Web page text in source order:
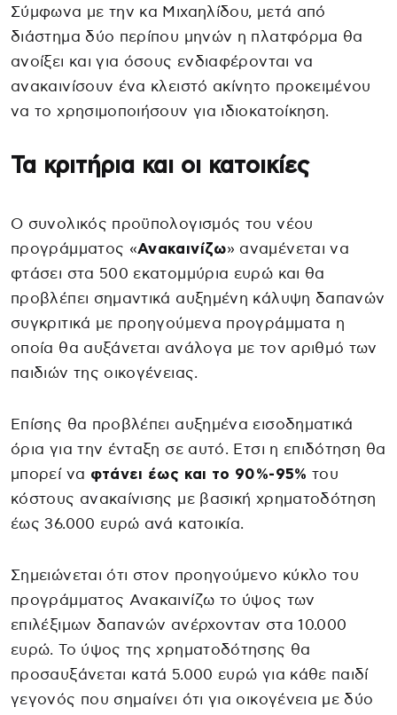
Σύμφωνα με την κα Μιχαηλίδου, μετά από
διάστημα δύο περίπου μηνών η πλατφόρμα θα
ανοίξει και για όσους ενδιαφέρονται να
ανακαινίσουν ένα κλειστό ακίνητο προκειμένου
να το χρησιμοποιήσουν για ιδιοκατοίκηση.
Τα κριτήρια και οι κατοικίες
Ο συνολικός προϋπολογισμός του νέου
προγράμματος «Ανακαινίζω» αναμένεται να
φτάσει στα 500 εκατομμύρια ευρώ και θα
προβλέπει σημαντικά αυξημένη κάλυψη δαπανών
συγκριτικά με προηγούμενα προγράμματα η
οποία θα αυξάνεται ανάλογα με τον αριθμό των
παιδιών της οικογένειας.
Επίσης θα προβλέπει αυξημένα εισοδηματικά
όρια για την ένταξη σε αυτό. Ετσι η επιδότηση θα
μπορεί να φτάνει έως και το 90%-95% του
κόστους ανακαίνισης με βασική χρηματοδότηση
έως 36.000 ευρώ ανά κατοικία.
Σημειώνεται ότι στον προηγούμενο κύκλο του
προγράμματος Ανακαινίζω το ύψος των
επιλέξιμων δαπανών ανέρχονταν στα 10.000
ευρώ. Το ύψος της χρηματοδότησης θα
προσαυξάνεται κατά 5.000 ευρώ για κάθε παιδί
γεγονός που σημαίνει ότι για οικογένεια με δύο